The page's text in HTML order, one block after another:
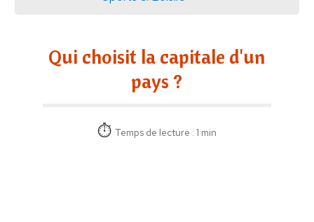
Qui choisit la capitale d'un
pays ?
Temps de lecture : 1 min